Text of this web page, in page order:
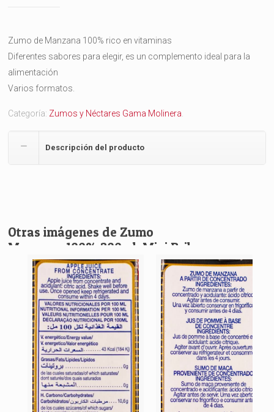
Zumo de Manzana 100% rico en vitaminas
Diferentes sabores para elegir, es un complemento ideal para la
alimentación
Varios formatos.
Categoría: Zumos y Néctares Gama Molinera
Descripción del producto
Otras imágenes de Zumo
Manzana 100% 200ml. Mini Brik